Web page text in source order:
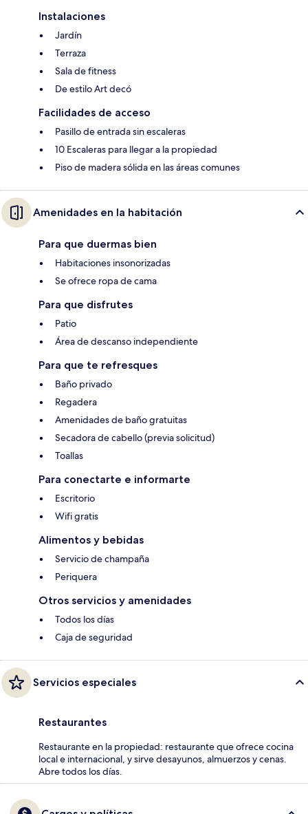
Instalaciones
Jardín
Terraza
Sala de fitness
De estilo Art decó
Facilidades de acceso
Pasillo de entrada sin escaleras
10 Escaleras para llegar a la propiedad
Piso de madera sólida en las áreas comunes
Amenidades en la habitación
Para que duermas bien
Habitaciones insonorizadas
Se ofrece ropa de cama
Para que disfrutes
Patio
Área de descanso independiente
Para que te refresques
Baño privado
Regadera
Amenidades de baño gratuitas
Secadora de cabello (previa solicitud)
Toallas
Para conectarte e informarte
Escritorio
Wifi gratis
Alimentos y bebidas
Servicio de champaña
Periquera
Otros servicios y amenidades
Todos los días
Caja de seguridad
Servicios especiales
Restaurantes
Restaurante en la propiedad: restaurante que ofrece cocina
local e internacional, y sirve desayunos, almuerzos y cenas.
Abre todos los días.